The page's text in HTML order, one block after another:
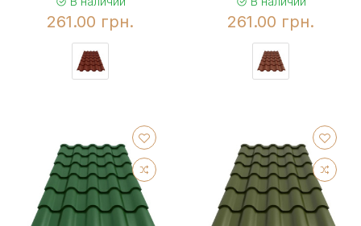
261.00 грн. 261.00 грн.